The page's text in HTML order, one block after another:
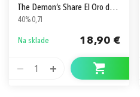
The Demon’s Share El Oro del Diablo
40% 0,7l
Na sklade 18,90 €
1